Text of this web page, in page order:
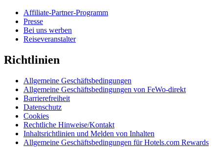
Affiliate-Partner-Programm
Presse
Bei uns werben
Reiseveranstalter
Richtlinien
Allgemeine Geschäftsbedingungen
Allgemeine Geschäftsbedingungen von FeWo-direkt
Barrierefreiheit
Datenschutz
Cookies
Rechtliche Hinweise/Kontakt
Inhaltsrichtlinien und Melden von Inhalten
Allgemeine Geschäftsbedingungen für Hotels.com Rewards